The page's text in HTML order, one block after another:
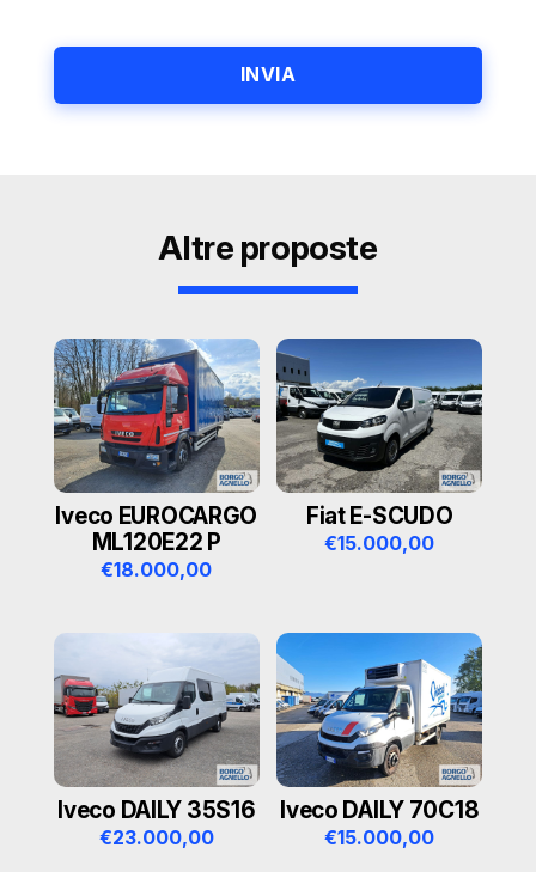
v
e
:
Altre proposte
Iveco EUROCARGO
ML120E22 P
€18.000,00
Fiat E-SCUDO
€15.000,00
Iveco DAILY 35S16
€23.000,00
Iveco DAILY 70C18
€15.000,00